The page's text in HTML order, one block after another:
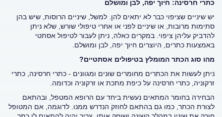
כתרי חרסינה: חיוך יפה, לבן ומושלם
יש שיניים שציפוי כבר לא יתאים להן. למשל, שיניים הרוסות, שיש בהן
סתימות מרובות, או שיניים לפני או אחרי טיפולי שורש, שלא ניתן
להדביק עליהן ציפוי. במקרים כאלה, ניתן לעבור לטיפול אסתטי
באמצעות כתרים, היוצרים חיוך יפה, לבן ומושלם.
מהו סוג הכתר המומלץ בטיפולים אסתטיים?
ניתן לעשות את הכתרים מחומרים שונים ומגוונים - כתרי חרסינה, כתרי
זרקוניה, כתרי חרסינה על כיפת מתכת או זרקוניה וכדומה.
הבחירה בחומר המתאים נעשית ביחד עם הרופא המטפל, ובהתאם
לצורת הכתר, כמו גם בהתאם לחוזק הנדרש ממנו. לדוגמה, אם המטופל